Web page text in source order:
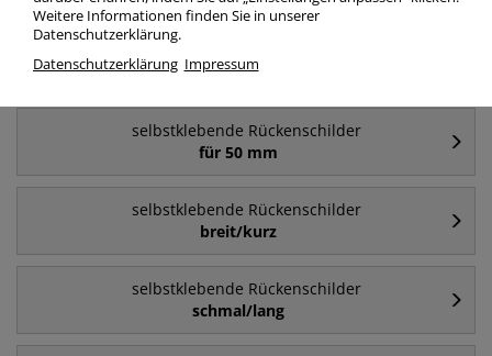
weiß
selbstklebende Rückenschilder
für 50 mm
selbstklebende Rückenschilder
breit/kurz
selbstklebende Rückenschilder
schmal/lang
Weitere Informationen finden Sie in unserer
Datenschutzerklärung.
Datenschutzerklärung Impressum